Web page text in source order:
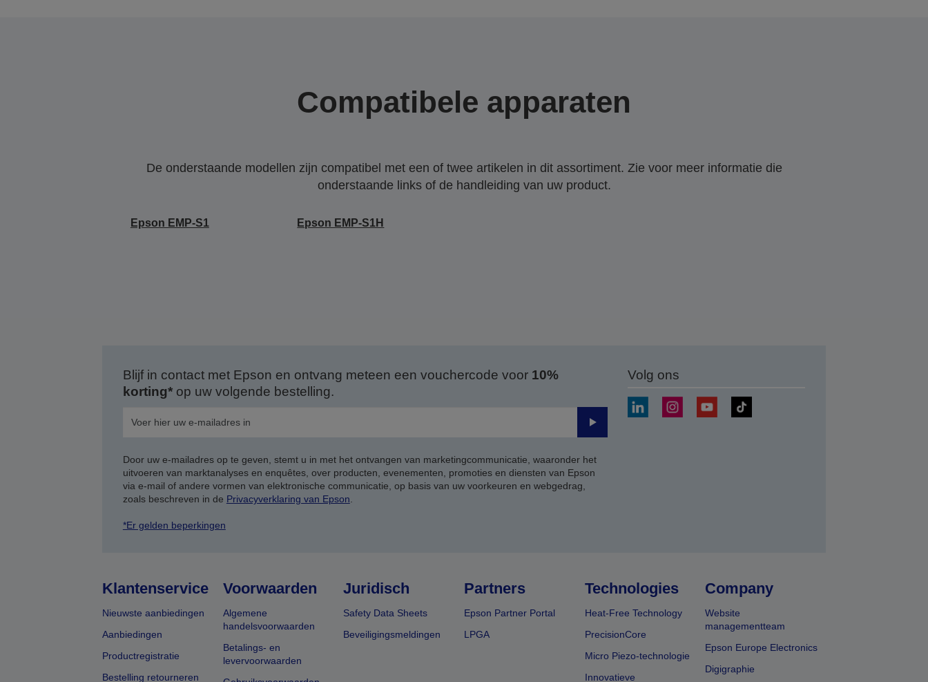
Compatibele apparaten
De onderstaande modellen zijn compatibel met een of twee artikelen in dit assortiment. Zie voor meer informatie die
onderstaande links of de handleiding van uw product.
Epson EMP-S1 Epson EMP-S1H
Blijf in contact met Epson en ontvang meteen een vouchercode voor 10%
korting*op uw volgende bestelling.
Verzenden
Door uw e-mailadres op te geven, stemt u in met het ontvangen van marketingcommunicatie, waaronder het
uitvoeren van marktanalyses en enquêtes, over producten, evenementen, promoties en diensten van Epson
via e-mail of andere vormen van elektronische communicatie, op basis van uw voorkeuren en webgedrag,
zoals beschreven in de Privacyverklaring van Epson
*Er gelden beperkingen
Volg ons
Klantenservice
Nieuwste aanbiedingen
Aanbiedingen
Productregistratie
Bestelling retourneren
Voorwaarden
Algemene
handelsvoorwaarden
Betalings- en
levervoorwaarden
Juridisch
Safety Data Sheets
Beveiligingsmeldingen
Partners
Epson Partner Portal
LPGA
Technologies
Heat-Free Technology
PrecisionCore
Micro Piezo-technologie
Innovatieve
Company
Website
managementteam
Epson Europe Electronics
Digigraphie